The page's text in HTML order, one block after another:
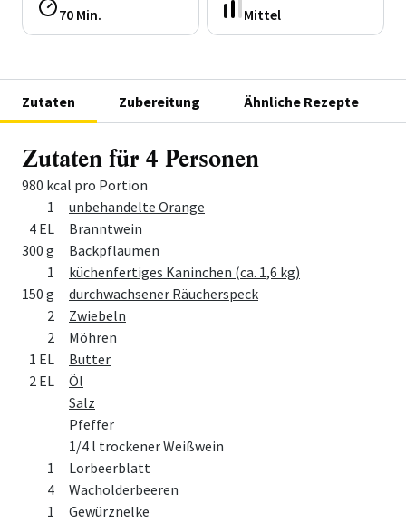
70 Min. Mittel
Zutaten Zubereitung Ähnliche Rezepte
Zutaten für 4 Personen
980 kcal pro Portion
Menge
Zutat
1
unbehandelte Orange
4 EL
Branntwein
300 g
Backpflaumen
1
küchenfertiges Kaninchen (ca. 1,6 kg)
150 g
durchwachsener Räucherspeck
2
Zwiebeln
2
Möhren
1 EL
Butter
2 EL
Öl
Salz
Pfeffer
1/4 l trockener Weißwein
1
Lorbeerblatt
4
Wacholderbeeren
1
Gewürznelke